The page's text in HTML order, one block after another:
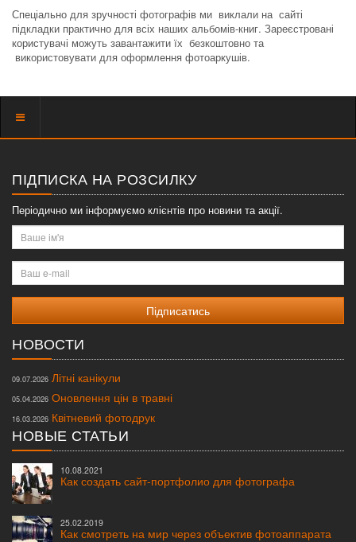
Спеціально для зручності фотографів ми виклали на сайті
підкладки практично для всіх наших альбомів-книг. Зареєстровані
користувачі можуть завантажити їх безкоштовно та
використовувати для оформлення фотоаркушів.
Показать
ПІДПИСКА НА РОЗСИЛКУ
Періодично ми інформуємо клієнтів про новини та акції.
Ваше
ім'я
Ваш
e-
mail
НОВОСТИ
09.07.2026 Літні канікули
05.04.2026 Оновлення цін в травні
16.03.2026 Квітневий фотодрук
НОВЫЕ СТАТЬИ
10.08.2021
Как создать сайт-портфолио для фотографа
25.02.2019
Как смотреть на мир через объектив фотоаппарата